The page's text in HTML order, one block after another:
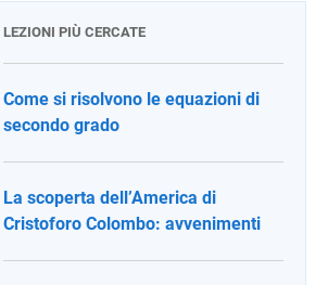
LEZIONI PIÙ CERCATE
Come si risolvono le equazioni di
secondo grado
La scoperta dell’America di
Cristoforo Colombo: avvenimenti